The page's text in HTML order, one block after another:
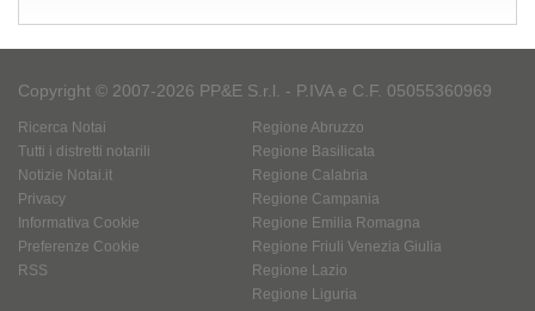
Copyright © 2007-2026 PP&E S.r.l. - P.IVA e C.F. 05055360969
Ricerca Notai
Tutti i distretti notarili
Notizie Notai.it
Privacy
Informativa Cookie
Preferenze Cookie
RSS
Regione Abruzzo
Regione Basilicata
Regione Calabria
Regione Campania
Regione Emilia Romagna
Regione Friuli Venezia Giulia
Regione Lazio
Regione Liguria